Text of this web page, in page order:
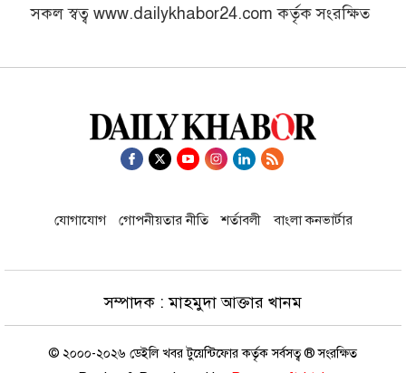
সকল স্বত্ব www.dailykhabor24.com কর্তৃক সংরক্ষিত
যোগাযোগ গোপনীয়তার নীতি শর্তাবলী বাংলা কনভার্টার
সম্পাদক : মাহমুদা আক্তার খানম
© ২০০০-২০২৬ ডেইলি খবর টুয়েন্টিফোর কর্তৃক সর্বসত্ব ® সংরক্ষিত